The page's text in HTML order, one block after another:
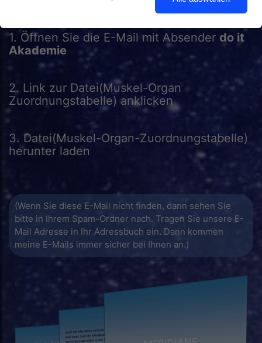
1. Öffnen Sie die E-Mail mit Absender do it
Akademie
2. Link zur Datei(Muskel-Organ
Zuordnungstabelle) anklicken
3. Datei(Muskel-Organ-Zuordnungstabelle)
herunter laden
(Wenn Sie diese E-Mail nicht finden, dann sehen Sie
bitte in Ihrem Spam-Ordner nach. Tragen Sie unsere E-
Mail Adresse in Ihr Adressbuch ein. Dann kommen
meine E-Mails immer sicher bei Ihnen an.)